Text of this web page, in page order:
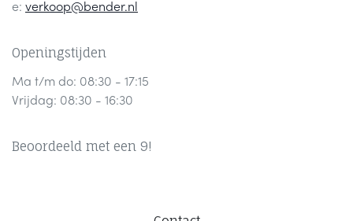
e: verkoop@bender.nl
Openingstijden
Ma t/m do: 08:30 - 17:15
Vrijdag: 08:30 - 16:30
Beoordeeld met een 9!